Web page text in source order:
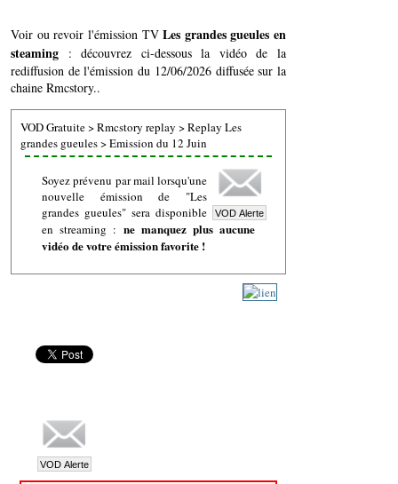
Voir ou revoir l'émission TVLes grandes gueules en
steaming : découvrez ci-dessous la vidéo de la
rediffusion de l'émission du 12/06/2026 diffusée sur la
chaine Rmcstory..
VOD Gratuite>Rmcstory replay >Replay Les
grandes gueules>Emission du 12 Juin
Soyez prévenu par mail lorsqu'une
nouvelle émission de "Les
grandes gueules" sera disponible
en streaming : ne manquez plus aucune
vidéo de votre émission favorite !